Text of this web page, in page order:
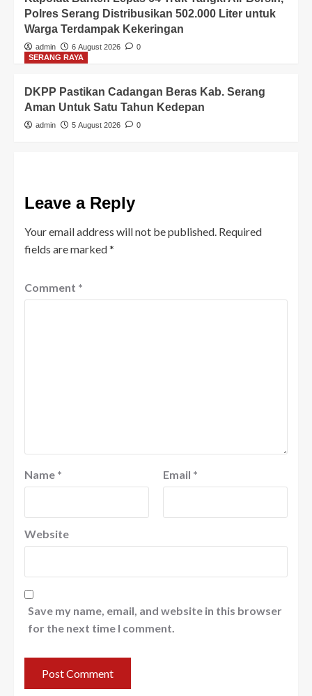
Polres Serang Distribusikan 502.000 Liter untuk
Warga Terdampak Kekeringan
admin 6 August 2026
0
SERANG RAYA
DKPP Pastikan Cadangan Beras Kab. Serang
Aman Untuk Satu Tahun Kedepan
admin 5 August 2026 0
Leave a Reply
Your email address will not be published. Required
fields are marked*
Comment *
Name * Email *
Website
Save my name, email, and website in this browser
for the next time I comment.